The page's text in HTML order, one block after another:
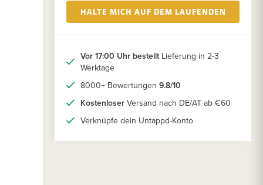
HALTE MICH AUF DEM LAUFENDEN
Vor 17:00 Uhr bestelltLieferung in 2-3
Werktage
8000+ Bewertungen 9.8/10
Kostenloser Versand nach DE/AT ab €60
Verknüpfe dein Untappd-Konto